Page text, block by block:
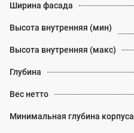
Ширина фасада
Высота внутренняя (мин)
Высота внутренняя (макс)
Глубина
Вес нетто
Минимальная глубина корпуса